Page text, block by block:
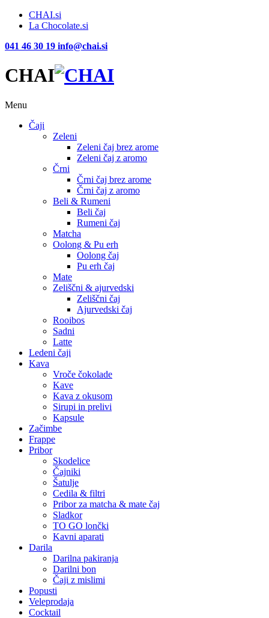
CHAI.si
La Chocolate.si
041 46 30 19 info@chai.si
CHAI
Menu
Čaji
Zeleni
Zeleni čaj brez arome
Zeleni čaj z aromo
Črni
Črni čaj brez arome
Črni čaj z aromo
Beli & Rumeni
Beli čaj
Rumeni čaj
Matcha
Oolong & Pu erh
Oolong čaj
Pu erh čaj
Mate
Zeliščni & ajurvedski
Zeliščni čaj
Ajurvedski čaj
Rooibos
Sadni
Latte
Ledeni čaji
Kava
Vroče čokolade
Kave
Kava z okusom
Sirupi in prelivi
Kapsule
Začimbe
Frappe
Pribor
Skodelice
Čajniki
Šatulje
Cedila & filtri
Pribor za matcha & mate čaj
Sladkor
TO GO lončki
Kavni aparati
Darila
Darilna pakiranja
Darilni bon
Čaji z mislimi
Popusti
Veleprodaja
Cocktail